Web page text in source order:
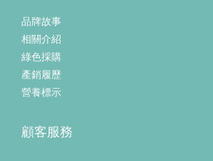
品牌故事
相關介紹
綠色採購
產銷履歷
營養標示
顧客服務